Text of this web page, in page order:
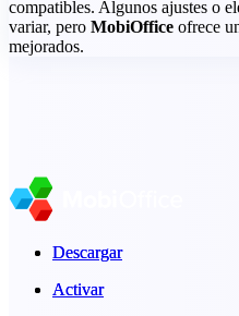
compatibles. Algunos ajustes o
variar, pero MobiOffice ofrece
mejorados.
Descargar
Activar
Descargar
Activar